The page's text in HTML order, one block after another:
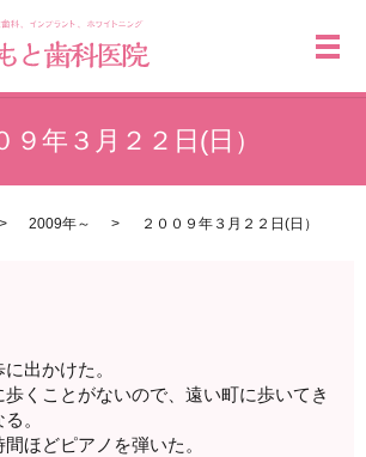
メ
９年３月２２日(日）
2009年～ ２００９年３月２２日(日）
出かけた。
くことがないので、遠い町に歩いてき
。
ほどピアノを弾いた。